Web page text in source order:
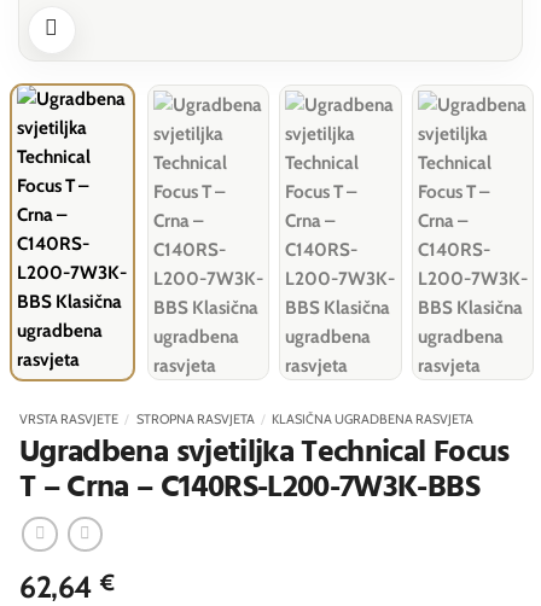
VRSTA RASVJETE / STROPNA RASVJETA / KLASIČNA UGRADBENA RASVJETA
Ugradbena svjetiljka Technical Focus
T – Crna – C140RS-L200-7W3K-BBS
62,64 €